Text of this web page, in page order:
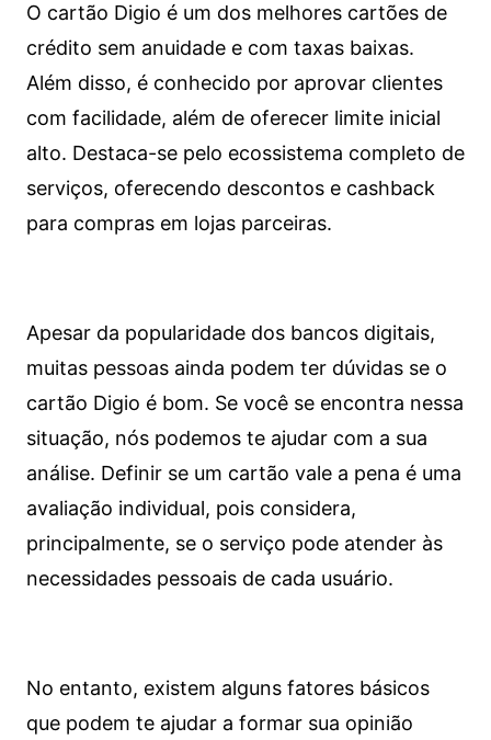
O cartão Digio é um dos melhores cartões de
crédito sem anuidade e com taxas baixas.
Além disso, é conhecido por aprovar clientes
com facilidade, além de oferecer limite inicial
alto. Destaca-se pelo ecossistema completo de
serviços, oferecendo descontos e cashback
para compras em lojas parceiras.
Apesar da popularidade dos bancos digitais,
muitas pessoas ainda podem ter dúvidas se o
cartão Digio é bom. Se você se encontra nessa
situação, nós podemos te ajudar com a sua
análise. Definir se um cartão vale a pena é uma
avaliação individual, pois considera,
principalmente, se o serviço pode atender às
necessidades pessoais de cada usuário.
No entanto, existem alguns fatores básicos
que podem te ajudar a formar sua opinião